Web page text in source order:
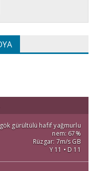
gök gürültülü hafif yağmurlu
nem: 67%
Rüzgar: 7m/s GB
Y 11 • D 11